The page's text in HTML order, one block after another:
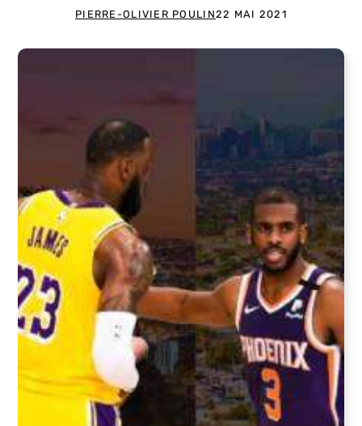
PIERRE-OLIVIER POULIN22 MAI 2021